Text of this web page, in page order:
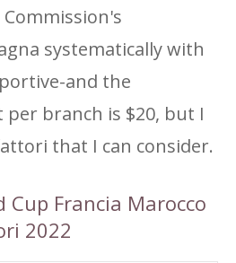
systematically with
and the
branch is $20, but I
that I can consider.
Cup Francia Marocco
2022